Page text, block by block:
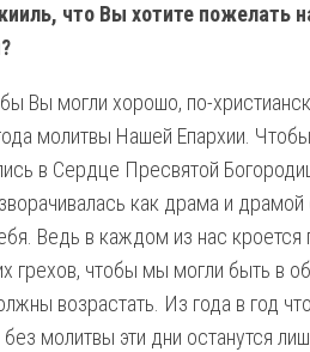
что Вы хотите
Вы могли хорошо, по-
молитвы Нашей Епархии.
в Сердце Пресвятой
как драма и
Ведь в каждом из нас
грехов, чтобы мы могли быть
возрастать. Из года в год
молитвы эти дни останутся